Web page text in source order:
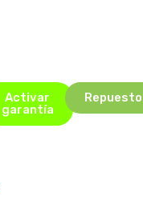
Activar
garantía